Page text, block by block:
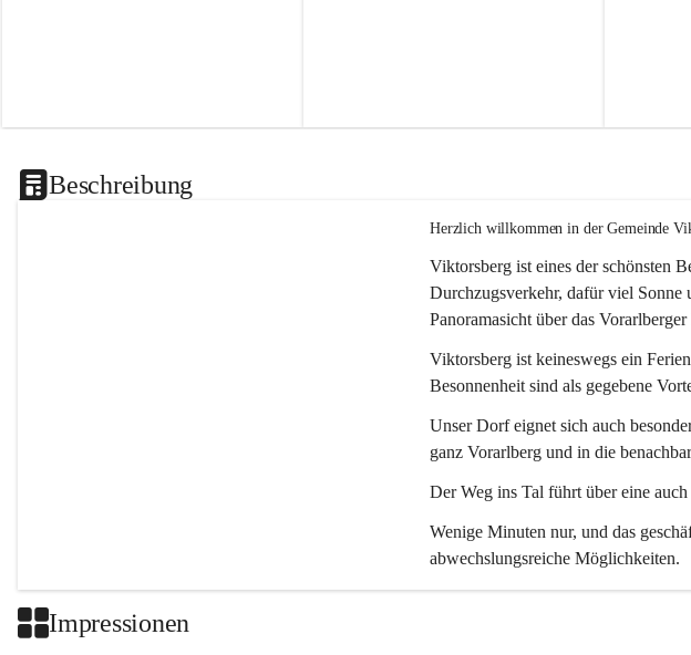
Beschreibung
Herzlich willkommen in der Gemeinde
Viktorsberg ist eines der schönsten
Durchzugsverkehr, dafür viel Sonne
Panoramasicht über das
Viktorsberg ist keineswegs ein
Besonnenheit sind als gegebene
Unser Dorf eignet sich auch
ganz Vorarlberg und in die
Der Weg ins Tal führt über eine
Wenige Minuten nur, und das
abwechslungsreiche Möglichkeiten.
Impressionen